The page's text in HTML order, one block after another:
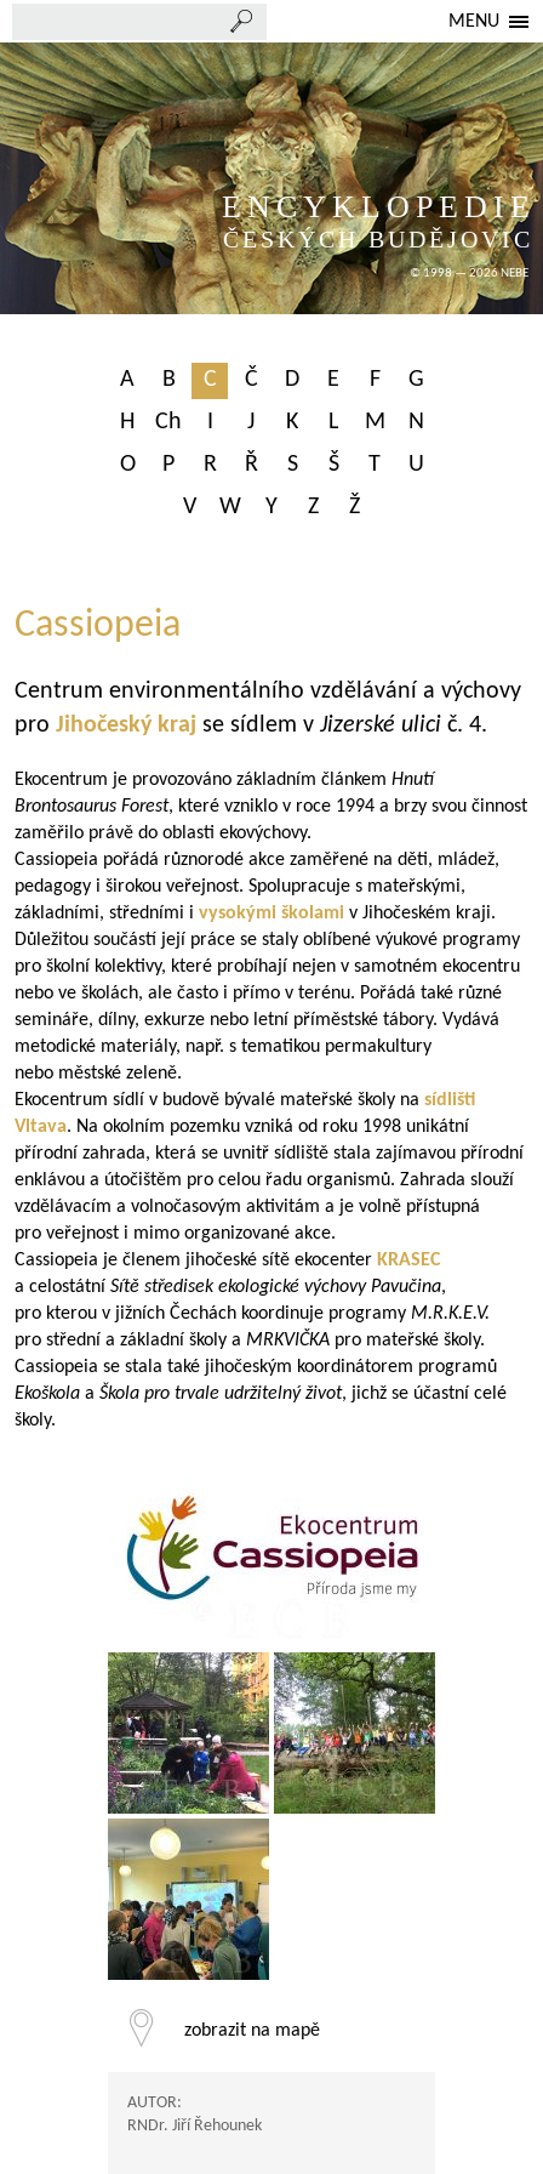
MENU
ENCYKLOPEDIE
ČESKÝCH BUDĚJOVIC
© 1998 — 2026 NEBE
A B C Č D E F
G
H
Ch I J K L M
N
O
P R Ř S Š T
U
V
W Y Z Ž
Cassiopeia
Centrum environmentálního vzdělávání a výchovy
pro Jihočeský kraj se sídlem v Jizerské ulici č. 4.
Ekocentrum je provozováno základním článkem Hnutí
Brontosaurus Forest, které vzniklo v roce 1994 a brzy svou činnost
zaměřilo právě do oblasti ekovýchovy.
Cassiopeia pořádá různorodé akce zaměřené na děti, mládež,
pedagogy i širokou veřejnost. Spolupracuje s mateřskými,
základními, středními i vysokými školami v Jihočeském kraji.
Důležitou součástí její práce se staly oblíbené výukové programy
pro školní kolektivy, které probíhají nejen v samotném ekocentru
nebo ve školách, ale často i přímo v terénu. Pořádá také různé
semináře, dílny, exkurze nebo letní příměstské tábory. Vydává
metodické materiály, např. s tematikou permakultury
nebo městské zeleně.
Ekocentrum sídlí v budově bývalé mateřské školy na sídlišti
Vltava. Na okolním pozemku vzniká od roku 1998 unikátní
přírodní zahrada, která se uvnitř sídliště stala zajímavou přírodní
enklávou a útočištěm pro celou řadu organismů. Zahrada slouží
vzdělávacím a volnočasovým aktivitám a je volně přístupná
pro veřejnost i mimo organizované akce.
Cassiopeia je členem jihočeské sítě ekocenter KRASEC
a celostátní Sítě středisek ekologické výchovy Pavučina,
pro kterou v jižních Čechách koordinuje programy M.R.K.E.V.
pro střední a základní školy a MRKVIČKA pro mateřské školy.
Cassiopeia se stala také jihočeským koordinátorem programů
Ekoškola a Škola pro trvale udržitelný život, jichž se účastní celé
školy.
zobrazit na mapě
AUTOR:
RNDr. Jiří Řehounek